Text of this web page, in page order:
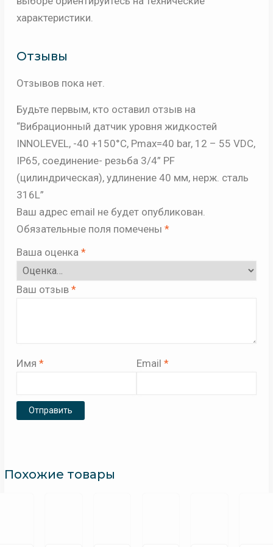
характеристики.
Отзывы
Отзывов пока нет.
Будьте первым, кто оставил отзыв на
“Вибрационный датчик уровня жидкостей
INNOLEVEL, -40 +150°С, Pmax=40 bar, 12 – 55 VDC,
IP65, соединение- резьба 3/4” PF
(цилиндрическая), удлинение 40 мм, нерж. сталь
316L”
Ваш адрес email не будет опубликован.
Обязательные поля помечены *
Ваша оценка *
Ваш отзыв *
Имя * Email *
Похожие товары